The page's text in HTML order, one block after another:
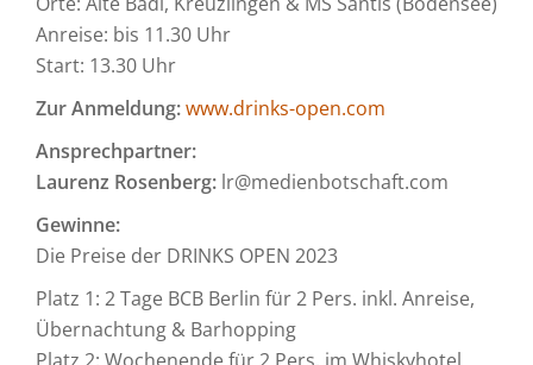
Anreise: bis 11.30 Uhr
Start: 13.30 Uhr
Zur Anmeldung:www.drinks-open.com
Ansprechpartner:
Laurenz Rosenberg: lr@medienbotschaft.com
Gewinne:
Die Preise der DRINKS OPEN 2023
Platz 1: 2 Tage BCB Berlin für 2 Pers. inkl. Anreise,
Übernachtung & Barhopping